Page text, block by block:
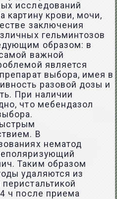
исследований
картину крови, мочи,
заключения
гельминтозов
образом: в
важной
является
выбора, имея в
разовой дозы и
При наличии
что мебендазол
В
нематод
Таким образом
удаляются из
ч после приема